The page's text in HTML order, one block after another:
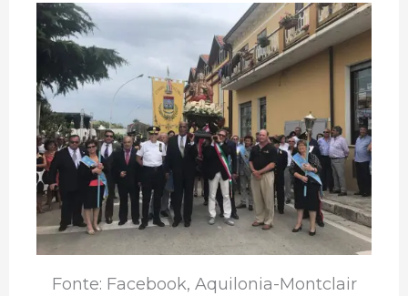
Fonte: Facebook, Aquilonia-Montclair